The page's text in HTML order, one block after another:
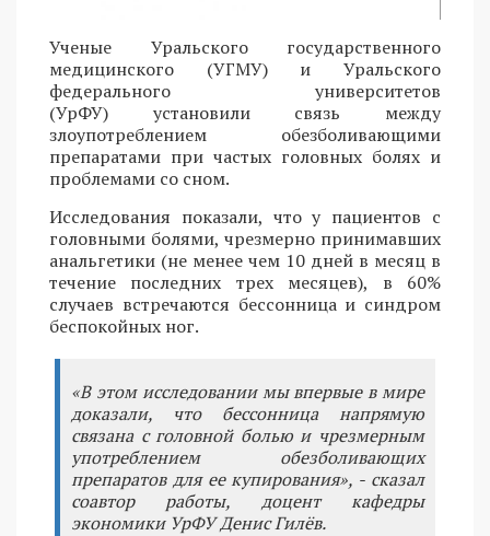
Ученые Уральского государственного
медицинского (УГМУ) и Уральского
федерального университетов
(УрФУ) установили связь между
злоупотреблением обезболивающими
препаратами при частых головных болях и
проблемами со сном.
Исследования показали, что у пациентов с
головными болями, чрезмерно принимавших
анальгетики (не менее чем 10 дней в месяц в
течение последних трех месяцев), в 60%
случаев встречаются бессонница и синдром
беспокойных ног.
«В этом исследовании мы впервые в мире
доказали, что бессонница напрямую
связана с головной болью и чрезмерным
употреблением обезболивающих
препаратов для ее купирования», - сказал
соавтор работы, доцент кафедры
экономики УрФУ Денис Гилёв.